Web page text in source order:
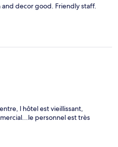
decor good. Friendly staff.
l hôtel est vieillissant,
personnel est très